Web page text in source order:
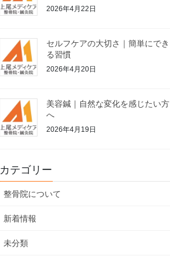
2026年4月22日
セルフケアの大切さ｜簡単にでき
る習慣
2026年4月20日
美容鍼｜自然な変化を感じたい方
へ
2026年4月19日
カテゴリー
整骨院について
新着情報
未分類